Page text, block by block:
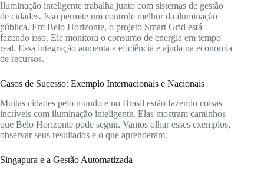
Iluminação inteligente trabalha junto com sistemas de gestão
de cidades. Isso permite um controle melhor da iluminação
pública. Em Belo Horizonte, o projeto Smart Grid está
fazendo isso. Ele monitora o consumo de energia em tempo
real. Essa integração aumenta a eficiência e ajuda na economia
de recursos.
Casos de Sucesso: Exemplo Internacionais e Nacionais
Muitas cidades pelo mundo e no Brasil estão fazendo coisas
incríveis com iluminação inteligente. Elas mostram caminhos
que Belo Horizonte pode seguir. Vamos olhar esses exemplos,
observar seus resultados e o que aprenderam.
Singapura e a Gestão Automatizada